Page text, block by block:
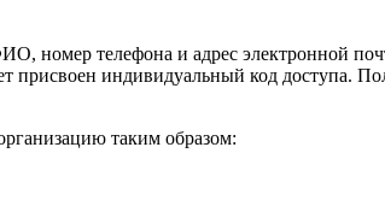
номер телефона и адрес электронной
присвоен индивидуальный код доступа.
таким образом: